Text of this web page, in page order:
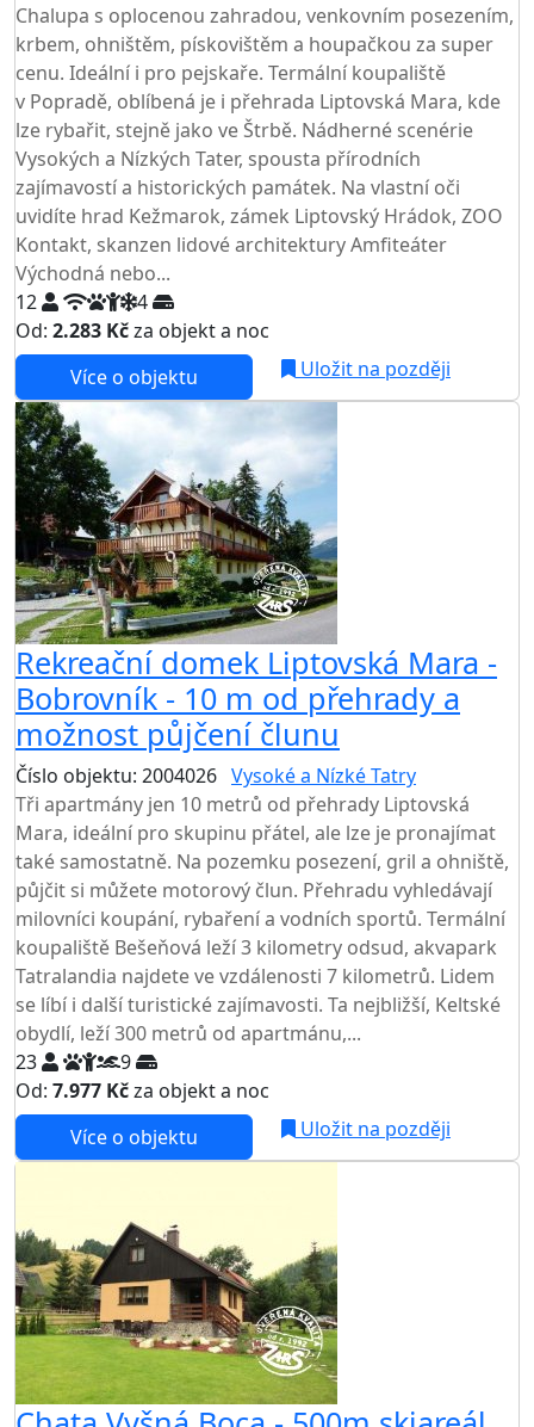
Chalupa s oplocenou zahradou, venkovním posezením,
krbem, ohništěm, pískovištěm a houpačkou za super
cenu. Ideální i pro pejskaře. Termální koupaliště
v Popradě, oblíbená je i přehrada Liptovská Mara, kde
lze rybařit, stejně jako ve Štrbě. Nádherné scenérie
Vysokých a Nízkých Tater, spousta přírodních
zajímavostí a historických památek. Na vlastní oči
uvidíte hrad Kežmarok, zámek Liptovský Hrádok, ZOO
Kontakt, skanzen lidové architektury Amfiteáter
Východná nebo...
12
4
Od: 2.283 Kčza objekt a noc
Více o objektu
Uložit na později
Rekreační domek Liptovská Mara -
Bobrovník - 10 m od přehrady a
možnost půjčení člunu
Číslo objektu: 2004026 Vysoké a Nízké Tatry
Tři apartmány jen 10 metrů od přehrady Liptovská
Mara, ideální pro skupinu přátel, ale lze je pronajímat
také samostatně. Na pozemku posezení, gril a ohniště,
půjčit si můžete motorový člun. Přehradu vyhledávají
milovníci koupání, rybaření a vodních sportů. Termální
koupaliště Bešeňová leží 3 kilometry odsud, akvapark
Tatralandia najdete ve vzdálenosti 7 kilometrů. Lidem
se líbí i další turistické zajímavosti. Ta nejbližší, Keltské
obydlí, leží 300 metrů od apartmánu,...
23
9
Od: 7.977 Kčza objekt a noc
Více o objektu
Uložit na později